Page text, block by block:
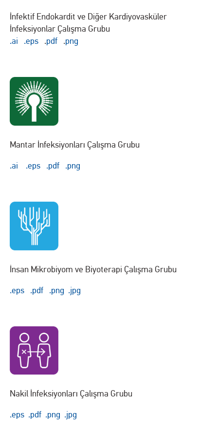
İnfektif Endokardit ve Diğer Kardiyovasküler
İnfeksiyonlar Çalışma Grubu
.ai
.eps .pdf .png
Mantar İnfeksiyonları Çalışma Grubu
.ai .eps .pdf .png
İnsan Mikrobiyom ve Biyoterapi Çalışma Grubu
.eps .pdf .png .jpg
Nakil İnfeksiyonları Çalışma Grubu
.eps .pdf .png .jpg